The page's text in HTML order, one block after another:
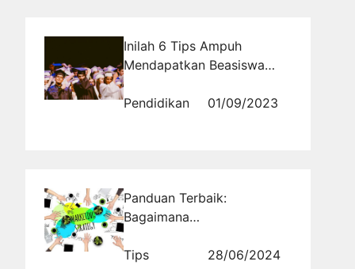
Inilah 6 Tips Ampuh
Mendapatkan Beasiswa
Pendidikan
01/09/2023
Panduan Terbaik:
Bagaimana
Anda dengan Cepat dan
Tips 28/06/2024